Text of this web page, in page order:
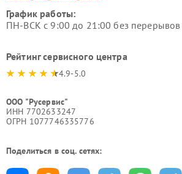
График работы:
ПН-ВСК с 9:00 до 21:00 без
Рейтинг сервисного центра
4.9-5.0
ООО "Русервис"
ИНН 7702633247
ОГРН 1077746335776
Поделиться в соц. сетях: